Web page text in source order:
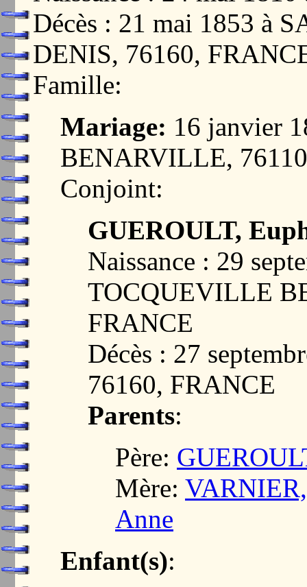
Décès : 21 mai 1853 à
DENIS, 76160,
Famille:
Mariage: 16 janvier
BENARVILLE,
Conjoint:
GUEROULT,
Naissance : 29
TOCQUEVILLE
FRANCE
Décès : 27
76160, FRANCE
Parents:
Père:
Mère:
Anne
Enfant(s):